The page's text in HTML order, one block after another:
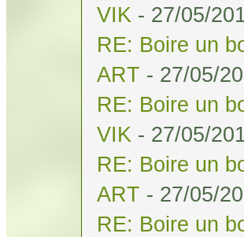
VIK - 27/05/
RE: Boire un
ART - 27/05/
RE: Boire un
VIK - 27/05/
RE: Boire un
ART - 27/05/
RE: Boire un